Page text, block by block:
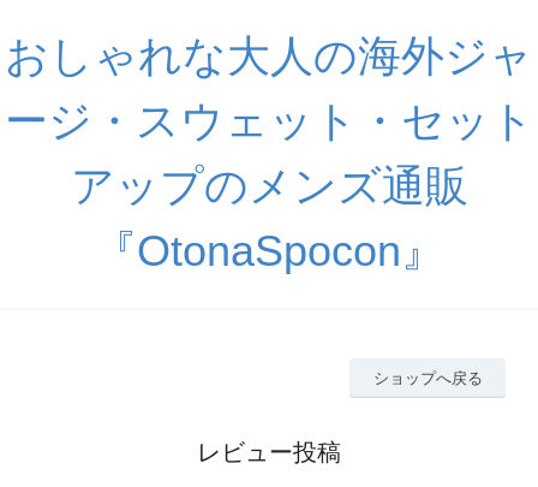
おしゃれな大人の海外ジャ
ージ・スウェット・セット
アップのメンズ通販
『OtonaSpocon』
ショップへ戻る
レビュー投稿